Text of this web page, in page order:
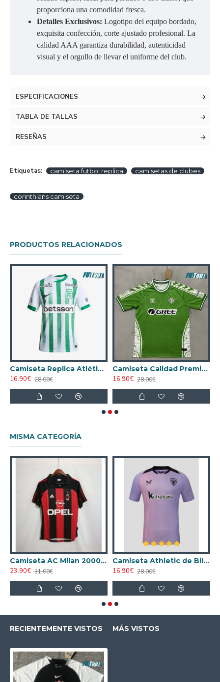
proporciona una comodidad fresca.
Detalles Exclusivos: Logotipo del equipo bordado,
exquisita confección, corte ajustado profesional. La
calidad AAA garantiza durabilidad, autenticidad
visual y el orgullo de llevar el uniforme del club.
ESPECIFICACIONES
TABLA DE TALLAS
RESEÑAS
Etiquetas: camiseta futbol replica camisetas de clubes
corinthians camiseta
PRODUCTOS RELACIONADOS
Camiseta Replica Atlético Nacional Primera Equipación 2025/26
16.90€ 28.00€
Camiseta Calidad Premium Real Betis Especial Edición Verde/Blanco 2025/26
16.90€ 28.00€
MISMA CATEGORÍA
Camiseta AC Milan 2000/2001 Local Retro
23.90€ 31.00€
Camiseta Athletic de Bilbao 2024/2025 Alternativo
16.90€ 28.00€
RECIENTEMENTE VISTOS MÁS VISTOS